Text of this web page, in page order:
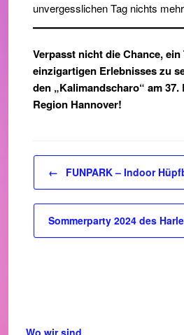
unvergesslichen Tag nichts
Verpasst nicht die Chance, ein
einzigartigen Erlebnisses zu
den „Kalimandscharo“ am
Region Hannover!
Beitragsnavigation
← FUNPARK – Indoor
Sommerparty 2024 des
Wo wir sind